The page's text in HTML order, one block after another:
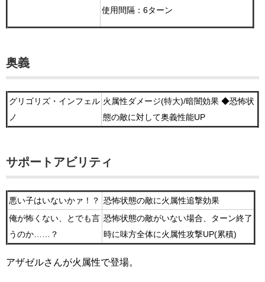
使用間隔：6ターン
奥義
グリゴリズ・インフェル
ノ
火属性ダメージ(特大)/暗闇効果 ◆恐怖状
態の敵に対して奥義性能UP
サポートアビリティ
悪い子はいないかァ！？ 恐怖状態の敵に火属性追撃効果
俺が怖くない、とでも言
うのか……？
恐怖状態の敵がいない場合、ターン終了
時に味方全体に火属性攻撃UP(累積)
アザゼルさんが火属性で登場。